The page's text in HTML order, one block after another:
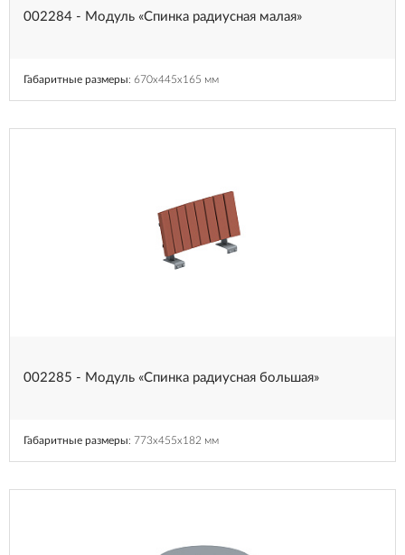
002284 - Модуль «Спинка радиусная малая»
Габаритные размеры: 670x445x165 мм
002285 - Модуль «Спинка радиусная большая»
Габаритные размеры: 773x455x182 мм